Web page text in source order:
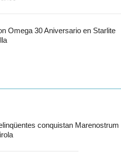
Omega 30 Aniversario en Starlite
conquistan Marenostrum